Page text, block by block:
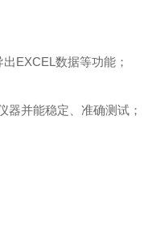
EXCEL数据等功能；
并能稳定、准确测试；